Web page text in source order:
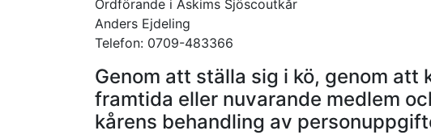
Ordförande i Askims Sjöscoutkår
Anders Ejdeling
Telefon: 0709-483366
Genom att ställa sig i kö, genom
framtida eller nuvarande medlem
kårens behandling av